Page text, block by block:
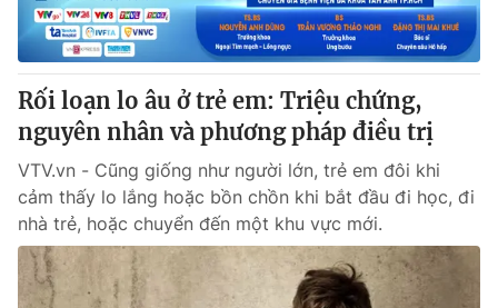
Rối loạn lo âu ở trẻ em: Triệu chứng,
nguyên nhân và phương pháp điều trị
VTV.vn - Cũng giống như người lớn, trẻ em đôi khi
cảm thấy lo lắng hoặc bồn chồn khi bắt đầu đi học, đi
nhà trẻ, hoặc chuyển đến một khu vực mới.